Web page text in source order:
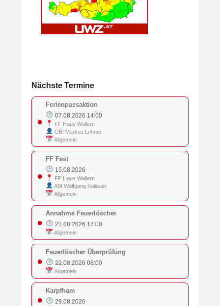
Nächste Termine
●
Ferienpassaktion
07.08.2026 14:00
FF Haus Wallern
OBI Markus Lehner
Allgemein
●
FF Fest
15.08.2026
FF Haus Wallern
ABI Wolfgang Kaliauer
Allgemein
●
Annahme Feuerlöscher
21.08.2026 17:00
Allgemein
●
Feuerlöscher Überprüfung
22.08.2026 08:00
Allgemein
●
Karpfham
29.08.2026